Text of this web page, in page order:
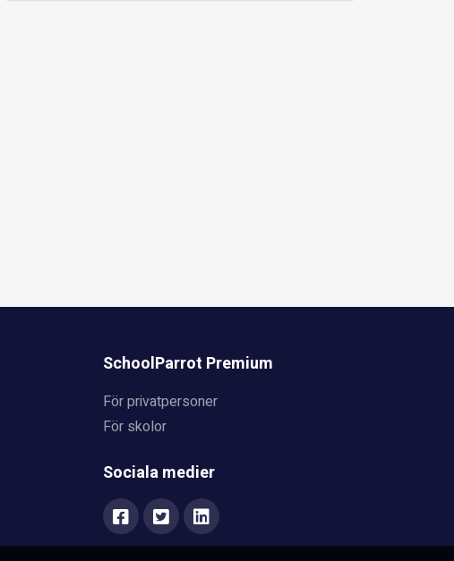
SchoolParrot Premium
För privatpersoner
För skolor
Sociala medier